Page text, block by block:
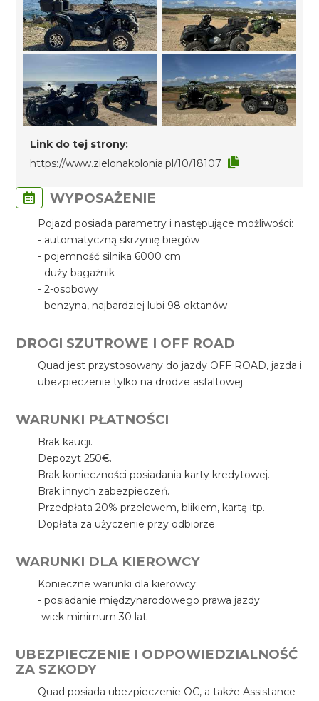
Link do tej strony:
https://www.zielonakolonia.pl/10/18107
WYPOSAŻENIE
Pojazd posiada parametry i następujące możliwości:
- automatyczną skrzynię biegów
- pojemność silnika 6000 cm
- duży bagażnik
- 2-osobowy
- benzyna, najbardziej lubi 98 oktanów
DROGI SZUTROWE I OFF ROAD
Quad jest przystosowany do jazdy OFF ROAD, jazda i
ubezpieczenie tylko na drodze asfaltowej.
WARUNKI PŁATNOŚCI
Brak kaucji.
Depozyt 250€.
Brak konieczności posiadania karty kredytowej.
Brak innych zabezpieczeń.
Przedpłata 20% przelewem, blikiem, kartą itp.
Dopłata za użyczenie przy odbiorze.
WARUNKI DLA KIEROWCY
Konieczne warunki dla kierowcy:
- posiadanie międzynarodowego prawa jazdy
-wiek minimum 30 lat
UBEZPIECZENIE I ODPOWIEDZIALNOŚĆ
ZA SZKODY
Quad posiada ubezpieczenie OC, a także Assistance